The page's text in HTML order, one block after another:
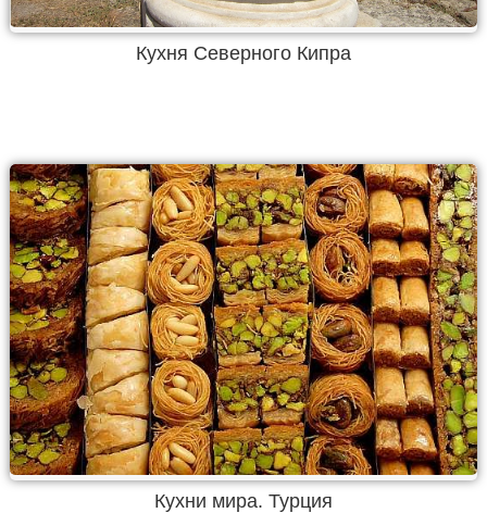
Кухня Северного Кипра
Кухни мира. Турция